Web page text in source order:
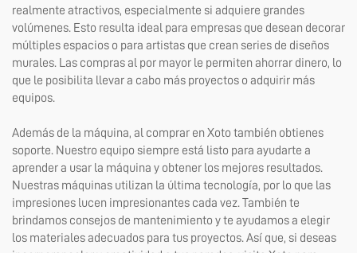
realmente atractivos, especialmente si adquiere grandes
volúmenes. Esto resulta ideal para empresas que desean decorar
múltiples espacios o para artistas que crean series de diseños
murales. Las compras al por mayor le permiten ahorrar dinero, lo
que le posibilita llevar a cabo más proyectos o adquirir más
equipos.
Además de la máquina, al comprar en Xoto también obtienes
soporte. Nuestro equipo siempre está listo para ayudarte a
aprender a usar la máquina y obtener los mejores resultados.
Nuestras máquinas utilizan la última tecnología, por lo que las
impresiones lucen impresionantes cada vez. También te
brindamos consejos de mantenimiento y te ayudamos a elegir
los materiales adecuados para tus proyectos. Así que, si deseas